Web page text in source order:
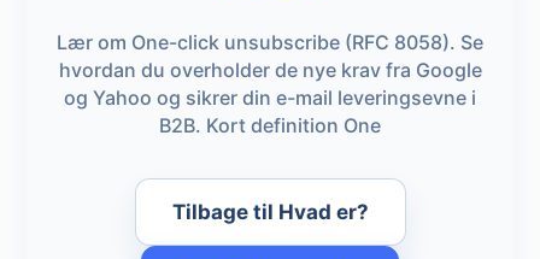
Lær om One-click unsubscribe (RFC 8058). Se
hvordan du overholder de nye krav fra Google
og Yahoo og sikrer din e-mail leveringsevne i
B2B. Kort definition One
Tilbage til Hvad er?